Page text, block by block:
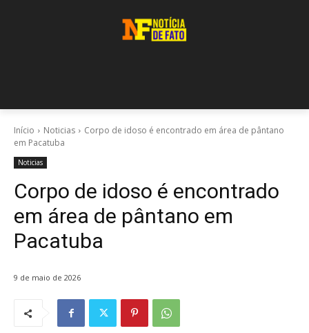
Início Noticias
Corpo de idoso é encontrado em área de pântano
em Pacatuba
Noticias
Corpo de idoso é encontrado
em área de pântano em
Pacatuba
9 de maio de 2026